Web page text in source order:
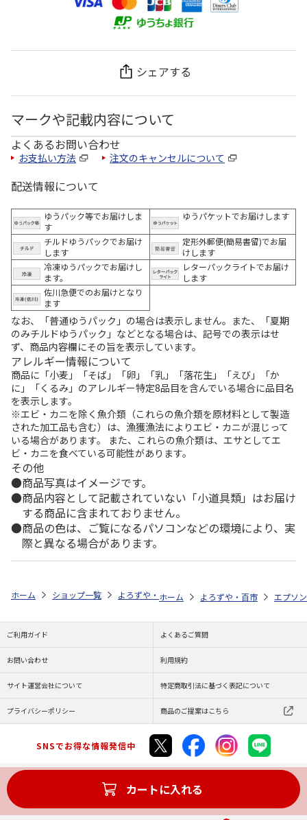
シェアする
マークや記載内容について
よくあるお問い合わせ
お支払い方法 注文のキャンセルについて
配送情報について
ゆうパック等でお届けしま
す
ゆうパケットでお届けします
チルドゆうパックでお届け
します
定形外郵便(簡易書留)でお届
けします
冷凍ゆうパックでお届けし
ます。
レターパックライトでお届け
します
佐川急便でのお届けとなり
ます
なお、「普通ゆうパック」の場合は表示しません。また、「夏期
のみチルドゆうパック」などとなる場合は、記号での表示はせ
ず、商品内容欄にその旨を表示しています。
アレルギー情報について
商品に「小麦」「そば」「卵」「乳」「落花生」「えび」「か
に」「くるみ」のアレルギー特定8品目を含んでいる場合に品目名
を表示します。
※エビ・カニを除く魚介類（これらの魚介類を原材料として製造
された加工品も含む）は、漁獲漁法によりエビ・カニが混じって
いる場合があります。 また、これらの魚介類は、エサとしてエ
ビ・カニを食べている可能性があります。
その他
商品写真はイメージです。
商品内容として記載されていない「小道具類」はお届け
する商品に含まれておりません。
商品の色は、ご覧になるパソコンなどの環境により、実
際と異なる場合があります。
カートに入れる
ホーム ショップ一覧 よろずや・百市 エコリカ エプソン ＩＣＣ
ホーム よろずや・百市 エプソン
ご利用ガイド よくあるご質問
お問い合わせ 利用規約
サイト運営会社について 特定商取引法に基づく表記について
プライバシーポリシー 商品のご提案はこちら
SNSでお得な情報発信中